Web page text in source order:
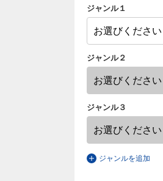
ジャンル１
ジャンル２
ジャンル３
ジャンルを追加